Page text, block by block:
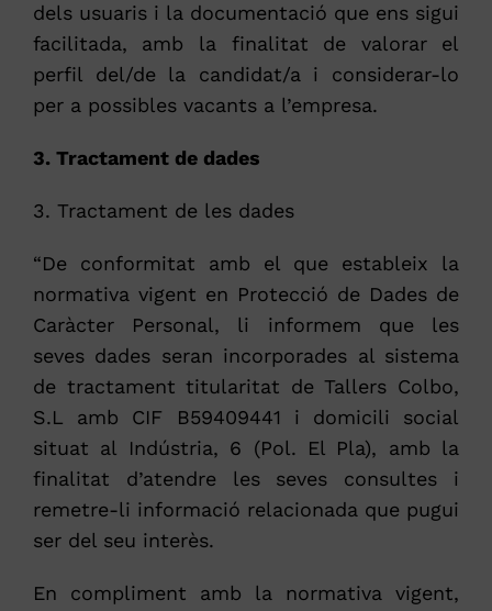
dels usuaris i la documentació que ens sigui
facilitada, amb la finalitat de valorar el
perfil del/de la candidat/a i considerar-lo
per a possibles vacants a l’empresa.
3. Tractament de dades
3. Tractament de les dades
“De conformitat amb el que estableix la
normativa vigent en Protecció de Dades de
Caràcter Personal, li informem que les
seves dades seran incorporades al sistema
de tractament titularitat de Tallers Colbo,
S.L amb CIF B59409441 i domicili social
situat al Indústria, 6 (Pol. El Pla), amb la
finalitat d’atendre les seves consultes i
remetre-li informació relacionada que pugui
ser del seu interès.
En compliment amb la normativa vigent,